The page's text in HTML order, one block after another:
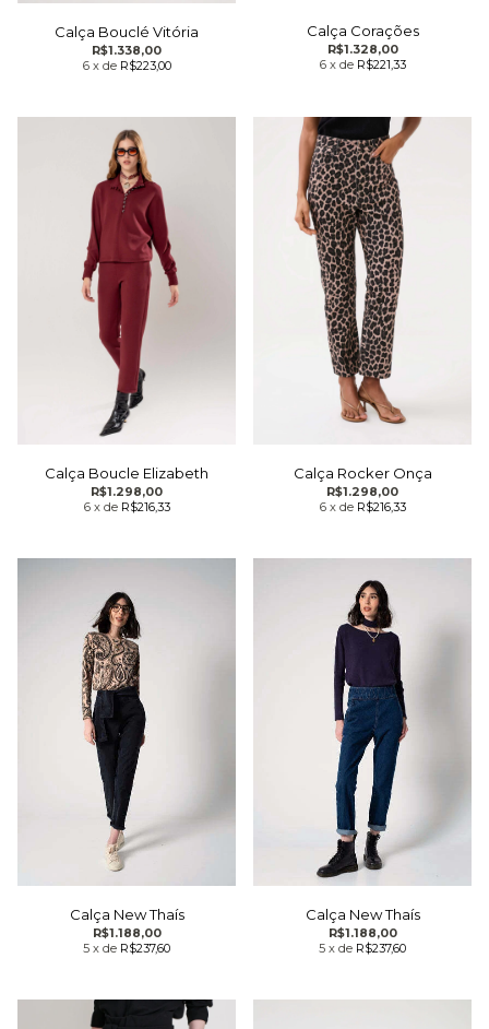
Calça Bouclé Vitória
R$1.338,00
6 x de R$223,00
Calça Corações
R$1.328,00
6 x de R$221,33
Calça Boucle Elizabeth
R$1.298,00
6 x de R$216,33
Calça Rocker Onça
R$1.298,00
6 x de R$216,33
Calça New Thaís
R$1.188,00
5 x de R$237,60
Calça New Thaís
R$1.188,00
5 x de R$237,60